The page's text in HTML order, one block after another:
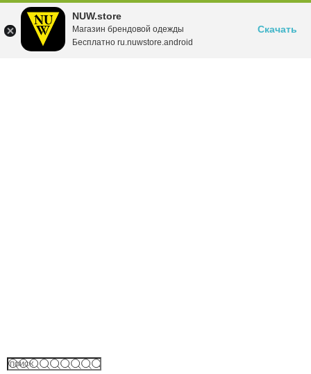
NUW.store
Магазин брендовой одежды
Бесплатно ru.nuwstore.android
Скачать